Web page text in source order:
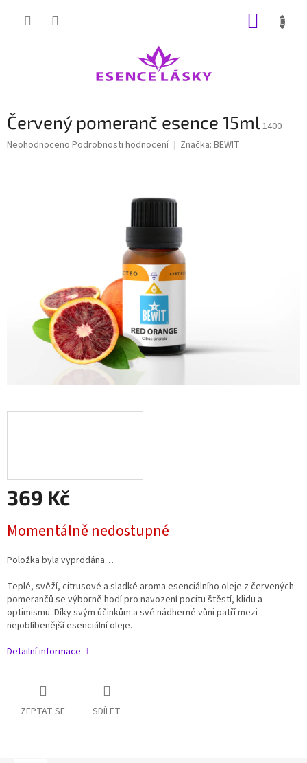
Červený pomeranč esence 15ml1400
Průměrné
Neohodnoceno Podrobnosti hodnocení Značka: BEWIT
369 Kč
cena:
Momentálně nedostupné
Položka byla vyprodána…
Teplé, svěží, citrusové a sladké aroma esenciálního oleje z červených
pomerančů se výborně hodí pro navození pocitu štěstí, klidu a
optimismu. Díky svým účinkům a své nádherné vůni patří mezi
nejoblíbenější esenciální oleje.
Detailní informace
ZEPTAT SE SDÍLET